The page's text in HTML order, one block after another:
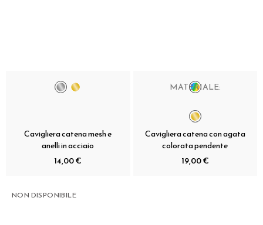
Cavigliera catena mesh e
anelli in acciaio
14,00 €
MATERIALE:
Cavigliera catena con agata
colorata pendente
19,00 €
NON DISPONIBILE